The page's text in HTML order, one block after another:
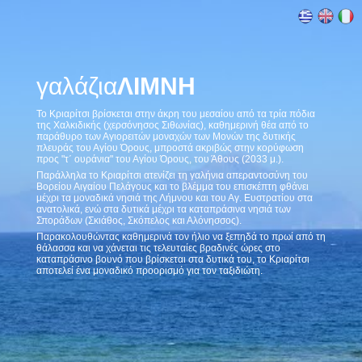
γαλάζιαΛΙΜΝΗ
Το Κριαρίτσι βρίσκεται στην άκρη του μεσαίου από τα τρία πόδια
της Χαλκιδικής (χερσόνησος Σιθωνίας), καθημερινή θέα από το
παράθυρο των Αγιορειτών μοναχών των Μονών της δυτικής
πλευράς του Αγίου Όρους, μπροστά ακριβώς στην κορύφωση
προς "τ΄ ουράνια" του Αγίου Όρους, του Άθους (2033 μ.).
Παράλληλα το Κριαρίτσι ατενίζει τη γαλήνια απεραντοσύνη του
Βορείου Αιγαίου Πελάγους και το βλέμμα του επισκέπτη φθάνει
μέχρι τα μοναδικά νησιά της Λήμνου και του Αγ. Ευστρατίου στα
ανατολικά, ενώ στα δυτικά μέχρι τα καταπράσινα νησιά των
Σποράδων (Σκιάθος, Σκόπελος και Αλόνησσος).
Παρακολουθώντας καθημερινά τον ήλιο να ξεπηδά το πρωί από τη
θάλασσα και να χάνεται τις τελευταίες βραδινές ώρες στο
καταπράσινο βουνό που βρίσκεται στα δυτικά του, το Κριαρίτσι
αποτελεί ένα μοναδικό προορισμό για τον ταξιδιώτη.